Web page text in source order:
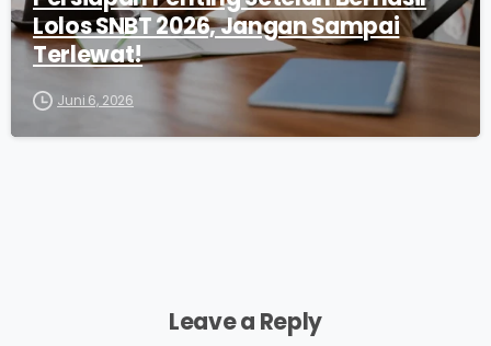
Lolos SNBT 2026, Jangan Sampai
Terlewat!
Juni 6, 2026
Leave a Reply